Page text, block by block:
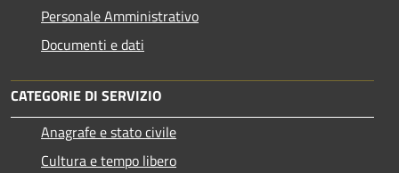
Personale Amministrativo
Documenti e dati
CATEGORIE DI SERVIZIO
Anagrafe e stato civile
Cultura e tempo libero